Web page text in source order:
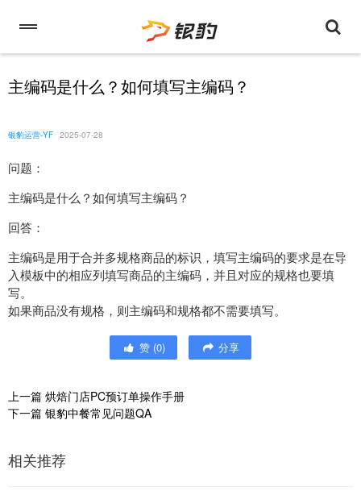
主编码是什么？如何填写主编码？
银豹运营-YF 2025-07-28
问题：
主编码是什么？如何填写主编码？
回答：
主编码是用于合并多规格商品的标识，填写主编码的要求是在导
入模板中的相应列填写商品的主编码，并且对应的规格也要填
写。
如果商品没有规格，则主编码和规格都不需要填写。
赞 (0) 分享
上一篇 烘焙门店PC预订单操作手册
下一篇 银豹中餐常见问题QA
相关推荐